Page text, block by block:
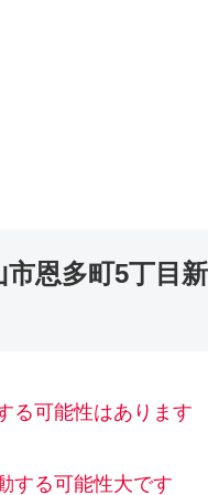
市恩多町5丁目
る可能性はあります
する可能性大です